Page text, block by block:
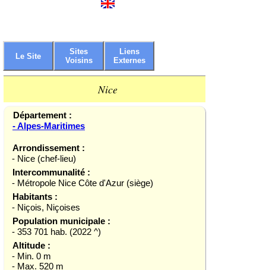
Le Site
Sites
Voisins
Liens
Externes
Nice
Département :
- Alpes-Maritimes
Arrondissement :
- Nice (chef-lieu)
Intercommunalité :
- Métropole Nice Côte d'Azur (siège)
Habitants :
- Niçois, Niçoises
Population municipale :
- 353 701 hab. (2022 ^)
Altitude :
- Min. 0 m
- Max. 520 m